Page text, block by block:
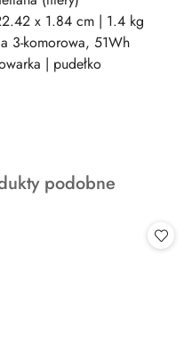
x 1.84 cm | 1.4 kg
3-komorowa, 51Wh
| pudełko
podobne